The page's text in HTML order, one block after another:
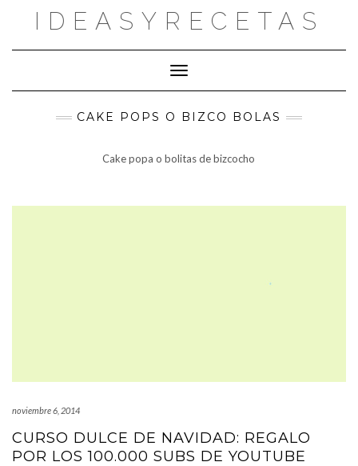
IDEASYRECETAS
Cambiar modo de navegación
CAKE POPS O BIZCO BOLAS
Cake popa o bolitas de bizcocho
noviembre 6, 2014
CURSO DULCE DE NAVIDAD: REGALO
POR LOS 100.000 SUBS DE YOUTUBE